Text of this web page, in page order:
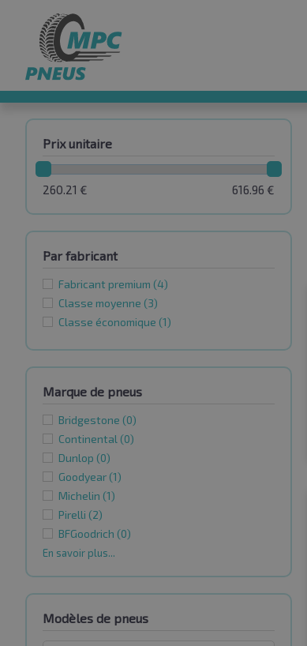
Prix unitaire
616.96 €
260.21 €
Par fabricant
Fabricant premium (4)
Classe moyenne (3)
Classe économique (1)
Marque de pneus
Bridgestone (0)
Continental (0)
Dunlop (0)
Goodyear (1)
Michelin (1)
Pirelli (2)
BFGoodrich (0)
En savoir plus...
Modèles de pneus